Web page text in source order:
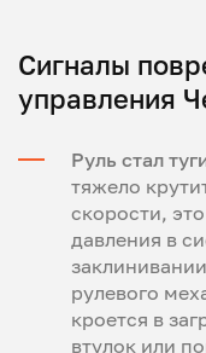
Сигналы
управления
Руль стал
тяжело
скорости,
давления в
рулевого
кроется в
втулок или